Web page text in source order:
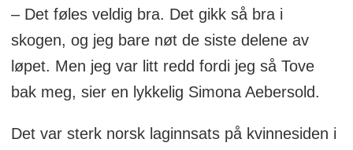
– Det føles veldig bra. Det gikk så bra i
skogen, og jeg bare nøt de siste delene av
løpet. Men jeg var litt redd fordi jeg så Tove
bak meg, sier en lykkelig Simona Aebersold.
Det var sterk norsk laginnsats på kvinnesiden i